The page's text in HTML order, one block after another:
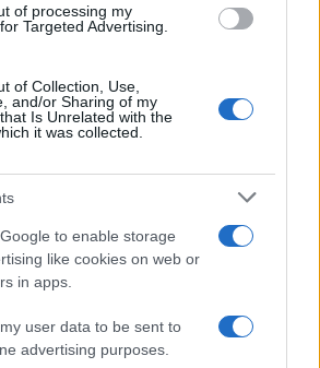
of processing my
Targeted Advertising.
of Collection, Use,
and/or Sharing of my
Is Unrelated with the
it was collected.
to enable storage
like cookies on web or
in apps.
user data to be sent to
advertising purposes.
λόγω έργων